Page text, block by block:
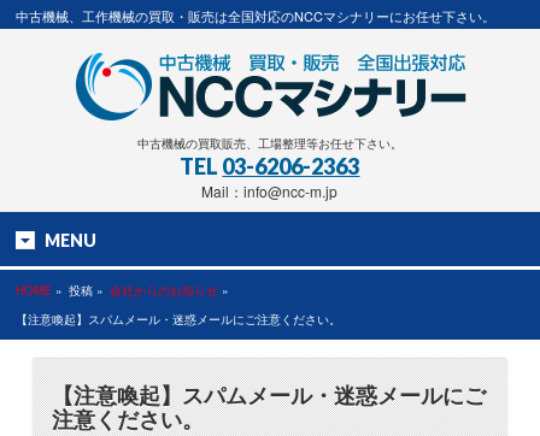
中古機械、工作機械の買取・販売は全国対応のNCCマシナリーにお任せ下さい。
中古機械の買取販売、工場整理等お任せ下さい。
TEL 03-6206-2363
Mail：info@ncc-m.jp
MENU
HOME » 投稿 » 会社からのお知らせ »
【注意喚起】スパムメール・迷惑メールにご注意ください。
【注意喚起】スパムメール・迷惑メールにご
注意ください。